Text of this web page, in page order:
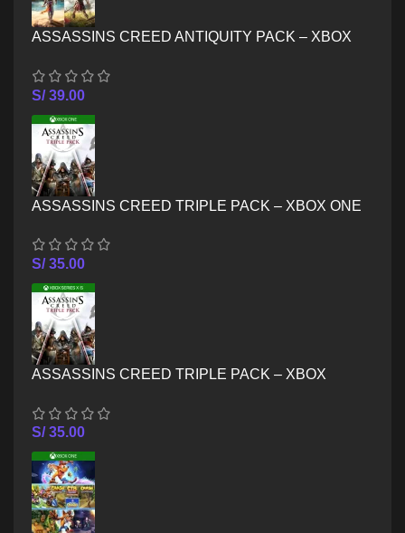
ASSASSINS CREED ANTIQUITY PACK – XBOX
S/39.00
ASSASSINS CREED TRIPLE PACK – XBOX ONE
S/35.00
ASSASSINS CREED TRIPLE PACK – XBOX
S/35.00